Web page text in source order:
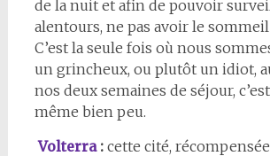
de la nuit et afin de pouvoir
alentours, ne pas avoir le
C’est la seule fois où nous
un grincheux, ou plutôt un idiot,
nos deux semaines de séjour,
même bien peu.
Volterra:cette cité,